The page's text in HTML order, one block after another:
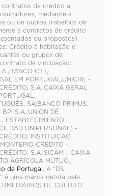
de crédito a
mediante a
ou de outros trabalhos de
a contratos de crédito
ou propostos).
Crédito à habitação e
ou grupos de
de vinculação:
CTT,
EM PORTUGAL;UNICRE -
S.A.;CAIXA GERAL
SA;BANCO PRIMUS,
S.A.;UNION DE
ESTABLECIMIENTO
UNIPERSONAL) -
INSTITUIÇÃO
CRÉDITO -
S.A.;SICAM - CAIXA
AGRÍCOLA MÚTUO,
de Portugal. A “DS
é uma marca detida pela
DE CRÉDITO,